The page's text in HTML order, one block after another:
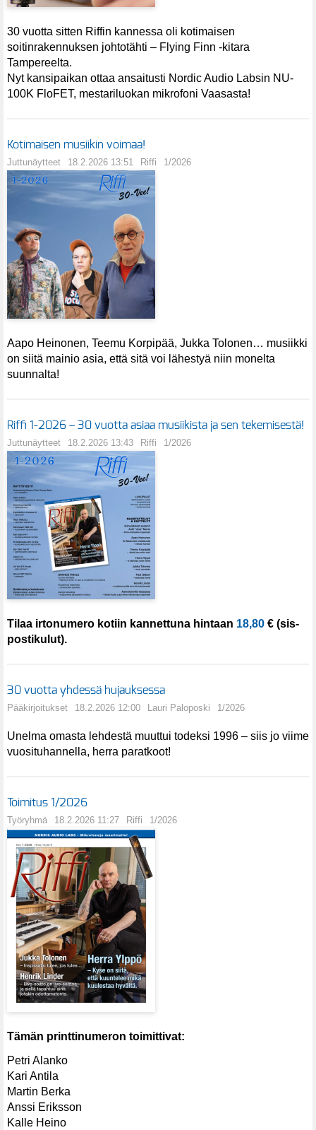
30 vuotta sitten Riffin kannessa oli kotimaisen
soitinrakennuksen johtotähti – Flying Finn -kitara
Tampereelta.
Nyt kansipaikan ottaa ansaitusti Nordic Audio Labsin NU-
100K FloFET, mestariluokan mikrofoni Vaasasta!
Kotimaisen musiikin voimaa!
Juttunäytteet 18.2.2026 13:51 Riffi 1/2026
Aapo Heinonen, Teemu Korpipää, Jukka Tolonen… musiikki
on siitä mainio asia, että sitä voi lähestyä niin monelta
suunnalta!
Riffi 1-2026 – 30 vuotta asiaa musiikista ja sen tekemisestä!
Juttunäytteet 18.2.2026 13:43 Riffi 1/2026
Tilaa irtonumero kotiin kannettuna hintaan 18,80 € (sis-
postikulut).
30 vuotta yhdessä hujauksessa
Pääkirjoitukset 18.2.2026 12:00 Lauri Paloposki 1/2026
Unelma omasta lehdestä muuttui todeksi 1996 – siis jo viime
vuosituhannella, herra paratkoot!
Toimitus 1/2026
Työryhmä 18.2.2026 11:27 Riffi 1/2026
Tämän printtinumeron toimittivat:
Petri Alanko
Kari Antila
Martin Berka
Anssi Eriksson
Kalle Heino